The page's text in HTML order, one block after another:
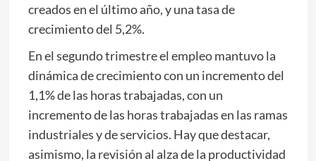
creados en el último año, y una tasa de
crecimiento del 5,2%.
En el segundo trimestre el empleo mantuvo la
dinámica de crecimiento con un incremento del
1,1% de las horas trabajadas, con un
incremento de las horas trabajadas en las ramas
industriales y de servicios. Hay que destacar,
asimismo, la revisión al alza de la productividad